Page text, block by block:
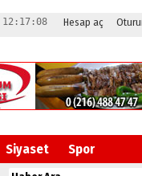
Hesap aç
Siyaset Spor